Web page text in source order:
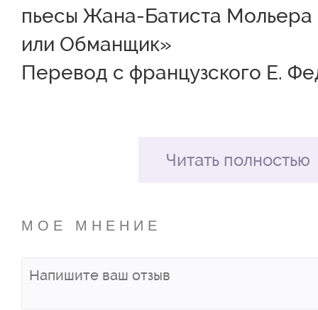
Пищулин Ваня
Прокошин
Таран Дарья
Яременко
пьесы Жана-Батиста Мольера
или Обманщик»
Перевод с французского Е.
ключевых текстов мирового
историей и бурной
двукратный запрет,
Читать полностью
МОЕ МНЕНИЕ